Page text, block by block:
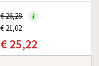
€ 26,28
€ 21,02
€ 25,22